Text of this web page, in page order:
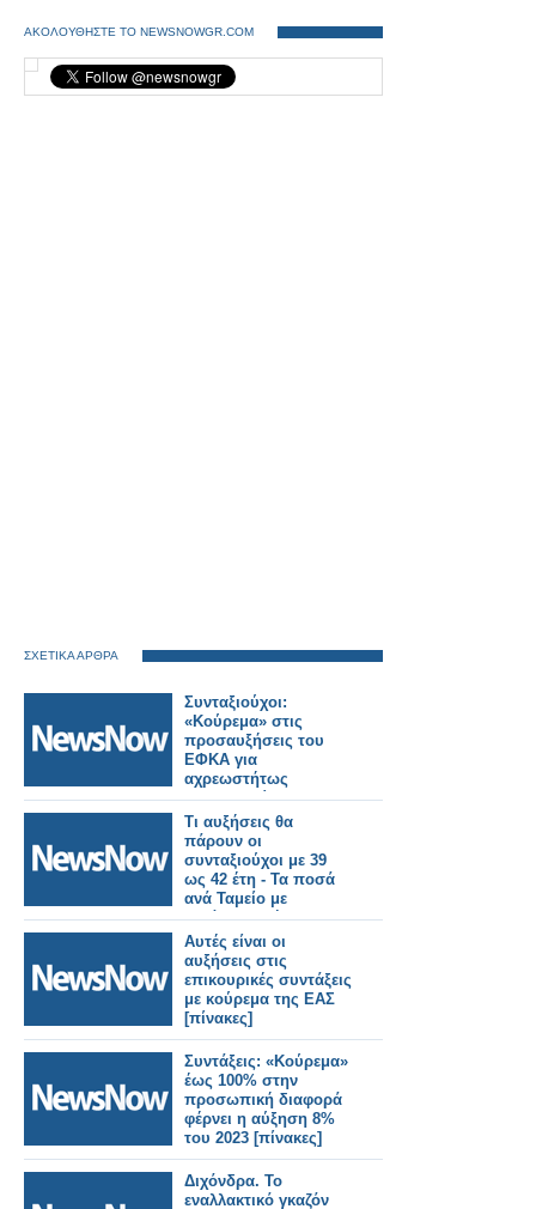
ΑΚΟΛΟΥΘΗΣΤΕ ΤΟ NEWSNOWGR.COM
ΣΧΕΤΙΚΑ ΑΡΘΡΑ
Συνταξιούχοι:
«Κούρεμα» στις
προσαυξήσεις του
ΕΦΚΑ για
αχρεωστήτως
καταβληθείσες
παροχές.
Τι αυξήσεις θα
πάρουν οι
συνταξιούχοι με 39
ως 42 έτη - Τα ποσά
ανά Ταμείο με
κατάργηση ή
«κούρεμα» της
προσωπικής
διαφοράς
Αυτές είναι οι
αυξήσεις στις
επικουρικές συντάξεις
με κούρεμα της ΕΑΣ
[πίνακες]
Συντάξεις: «Κούρεμα»
έως 100% στην
προσωπική διαφορά
φέρνει η αύξηση 8%
του 2023 [πίνακες]
Διχόνδρα. Το
εναλλακτικό γκαζόν